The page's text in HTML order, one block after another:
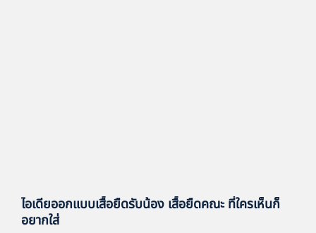
ไอเดียออกแบบเสื้อยืดรับน้อง เสื้อยืดคณะ ที่ใครเห็นก็
อยากใส่